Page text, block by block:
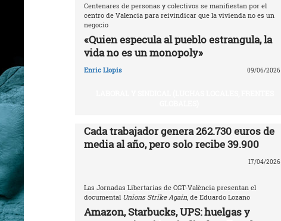
Centenares de personas y colectivos se manifiestan por el
centro de Valencia para reivindicar que la vivienda no es un
negocio
«Quien especula al pueblo estrangula, la
vida no es un monopoly»
Enric Llopis 09/06/2026
Cada trabajador genera 262.730 euros de
media al año, pero solo recibe 39.900
17/04/2026
Las Jornadas Libertarias de CGT-València presentan el
documental Unions Strike Again, de Eduardo Lozano
Amazon, Starbucks, UPS: huelgas y